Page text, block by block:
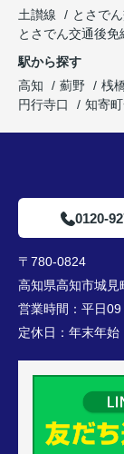
土讃線
とさで
とさでん交通後免
駅から探す
高知
薊野 桟
円行寺口
知寄
0120-
〒780-0824
高知県高知市城見
営業時間： 平日
定休日： 年末年始